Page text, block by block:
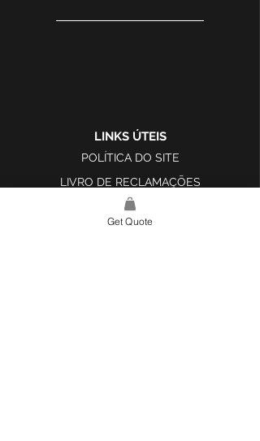
LINKS ÚTEIS
POLÍTICA DO SITE
LIVRO DE RECLAMAÇÕES
Get Quote